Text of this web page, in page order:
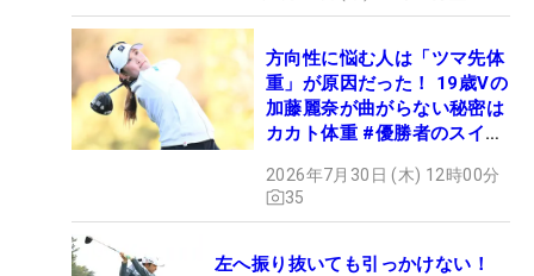
方向性に悩む人は「ツマ先体
重」が原因だった！ 19歳Vの
加藤麗奈が曲がらない秘密は
カカト体重 #優勝者のスイン
2026年7月30日 (木) 12時00分
35
左へ振り抜いても引っかけない！